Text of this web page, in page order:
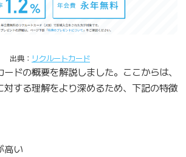
出典： リクルートカード
ドの概要を解説しました。ここからは、
対する理解をより深めるため、下記の特徴
高い